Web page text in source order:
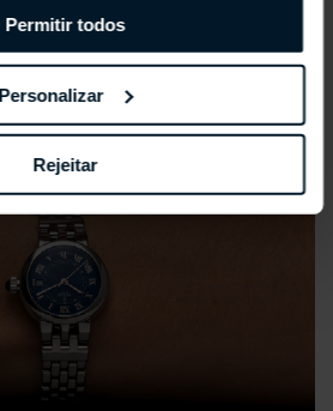
Permitir todos
Personalizar
Rejeitar